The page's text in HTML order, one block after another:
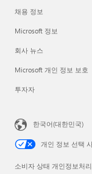
채용 정보
Microsoft 정보
회사 뉴스
Microsoft 개인 정보 보호
투자자
한국어(대한민국)
개인 정보 선택
소비자 상태 개인정보처